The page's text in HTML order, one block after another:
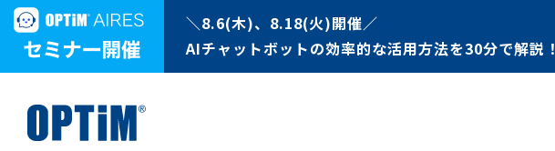
＼8.6(木)、8.18(火)開催／
AIチャットボットの効率的な活用方法を30分で解説！